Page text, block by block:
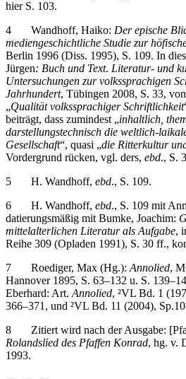
mediengeschichtliche Studie zur
Berlin 1996 (Diss. 1995), S. 109. In
Jürgen : Buch und Text.Literatur- und
Untersuchungen zur volkssprachigen
Jahrhundert, Tübingen 2008, S. 33,
„Qualität volkssprachiger Schriftlichkeit
beiträgt, dass zumindest „inhaltlich,
darstellungstechnisch die weltlich-
Gesellschaft“, quasi „ die Ritterkultur
Vordergrund rücken, vgl. ders,ebd., S.
datierungsmäßig mit Bumke, Joachim:
mittelalterlichen Literatur als Aufgabe ,
Reihe 309 (Opladen 1991), S. 30 ff.,
Hannover 1895, S. 63–132 u. S.
Eberhard: Art.Annolied, ²VL Bd. 1
366–371, und ²VL Bd. 11 (2004),
Rolandslied des Pfaffen Konrad, hg. v.
1993.